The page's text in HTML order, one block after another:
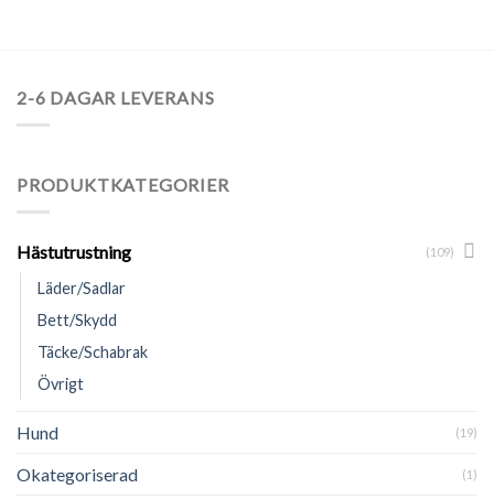
2-6 DAGAR LEVERANS
PRODUKTKATEGORIER
Hästutrustning (109)
Läder/Sadlar
Bett/Skydd
Täcke/Schabrak
Övrigt
Hund (19)
Okategoriserad (1)